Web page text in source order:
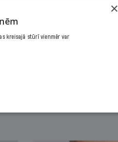
×
kreisajā stūrī vienmēr var